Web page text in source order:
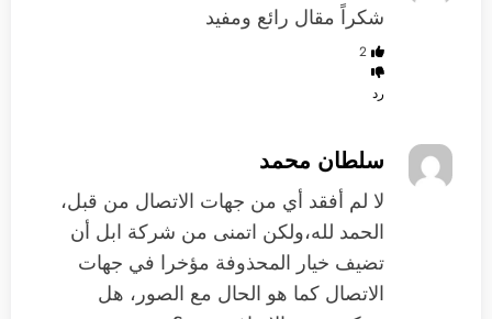
شكراً مقال رائع ومفيد
2
رد
سلطان محمد
لا لم أفقد أي من جهات الاتصال من قبل،
الحمد لله،ولكن اتمنى من شركة ابل أن
تضيف خيار المحذوفة مؤخرا في جهات
الاتصال كما هو الحال مع الصور، هل